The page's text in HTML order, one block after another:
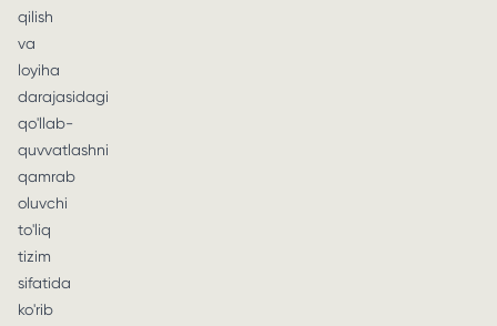
qilish
va
loyiha
darajasidagi
qo'llab-
quvvatlashni
qamrab
oluvchi
to'liq
tizim
sifatida
ko'rib